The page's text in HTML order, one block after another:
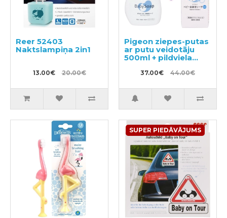
Reer 52403
Naktslampiņa 2in1
13.00€ 20.00€
Pigeon ziepes-putas
ar putu veidotāju
500ml + pildviela
37.00€ 44.00€
SUPER PIEDĀVĀJUMS